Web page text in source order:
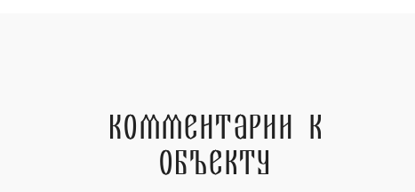
Комментарии к
объекту